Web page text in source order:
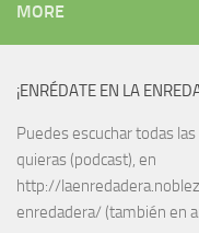
MORE
¡ENRÉDATE EN LA
Puedes escuchar todas
quieras (podcast), en
http://
enredadera/ (también en